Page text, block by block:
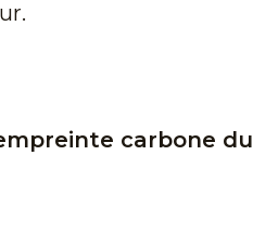
carbone du